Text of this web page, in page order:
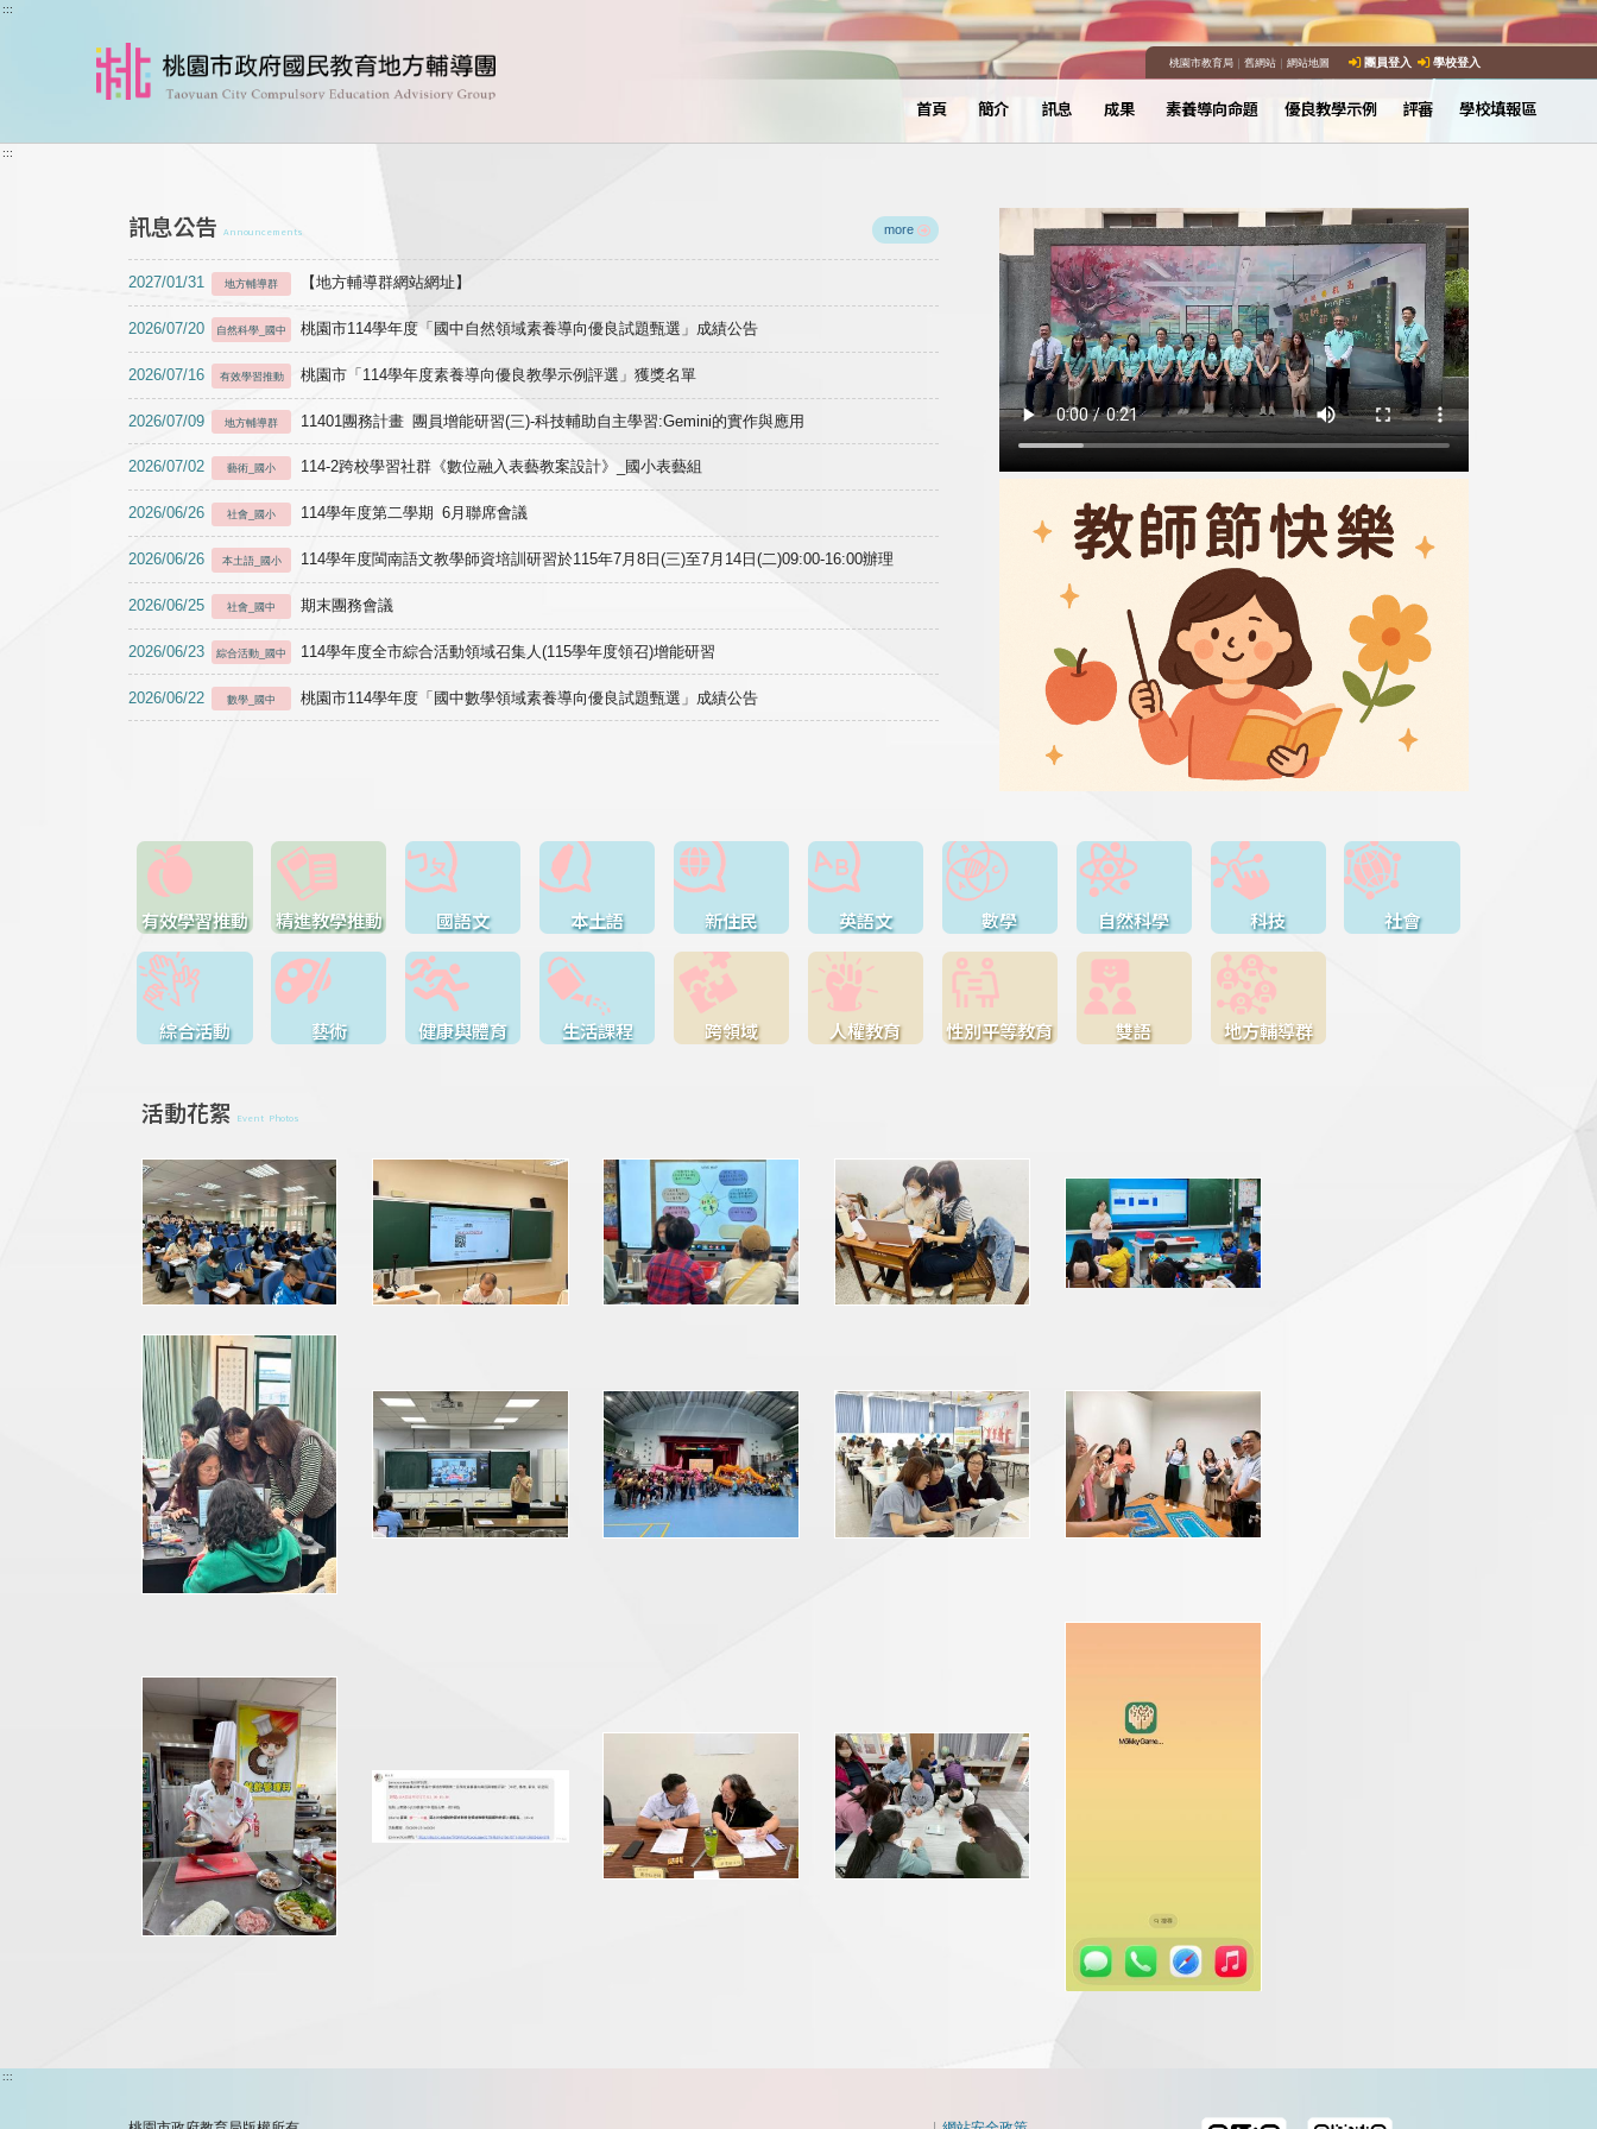
跳到主要內容
:::
桃園市教育局｜ 舊網站｜ 網站地圖 團員登入 學校登入
首頁 簡介 訊息 成果 素養導向命題 優良教學示例 評審 學校填報區
:::
訊息公告 Announcements more
2027/01/31 地方輔導群 【地方輔導群網站網址】
2026/07/20 自然科學_國中 桃園市114學年度「國中自然領域素養導向優良試題甄選」成績公告
2026/07/16 有效學習推動 桃園市「114學年度素養導向優良教學示例評選」獲獎名單
2026/07/09 地方輔導群 11401團務計畫 團員增能研習(三)-科技輔助自主學習:Gemini的實作與應用
2026/07/02 藝術_國小 114-2跨校學習社群《數位融入表藝教案設計》_國小表藝組
2026/06/26 社會_國小 114學年度第二學期 6月聯席會議
2026/06/26 本土語_國小 114學年度閩南語文教學師資培訓研習於115年7月8日(三)至7月14日(二)09:00-16:00辦理
2026/06/25 社會_國中 期末團務會議
2026/06/23 綜合活動_國中 114學年度全市綜合活動領域召集人(115學年度領召)增能研習
2026/06/22 數學_國中 桃園市114學年度「國中數學領域素養導向優良試題甄選」成績公告
有效學習推動 精進教學推動 國語文 本土語 新住民 英語文 數學 自然科學 科技 社會
綜合活動 藝術 健康與體育 生活課程 跨領域 人權教育 性別平等教育 雙語 地方輔導群
活動花絮 Event Photos
:::